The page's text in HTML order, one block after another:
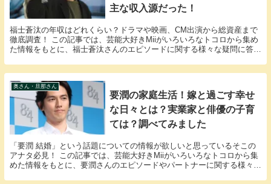
主な収入源だった！
福士蒼汰の年収はどれくらい？ドラマや映画、CM出演から総資産まで
徹底調査！ この記事では、芸能大好きMiiがいろいろなトコロから集め
た情報をもとに、福士蒼汰さんのエピソードに関する様々な疑問に答え
奥さん・旦那さん
要潤の家庭生活！嫁と過ごす幸せ
な日々とは？実業家と俳優の子育
ては？調べてみました
「要潤 結婚」という話題についての情報が欲しいと思っているそこの
アナタ必見！ この記事では、芸能大好きMiiがいろいろなトコロから集
めた情報をもとに、要潤さんのエピソードやパートナーに関する様々な